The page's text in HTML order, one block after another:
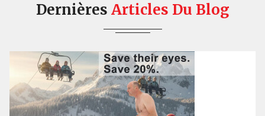
Dernières Articles Du Blog